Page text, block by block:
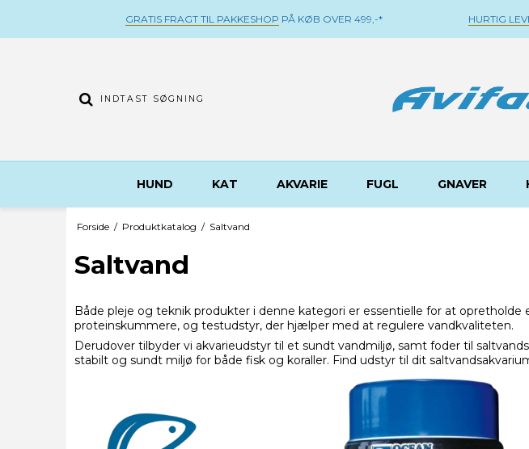
GRATIS FRAGT TIL PAKKESHOP PÅ KØB OVER 499,-* HURTIG
HUND KAT AKVARIE FUGL GNAVER
Forside / Produktkatalog / Saltvand
Saltvand
Både pleje og teknik produkter i denne kategori er essentielle for at
proteinskummere, og testudstyr, der hjælper med at regulere vandkvaliteten.
Derudover tilbyder vi akvarieudstyr til et sundt vandmiljø, samt foder til
stabilt og sundt miljø for både fisk og koraller. Find udstyr til dit